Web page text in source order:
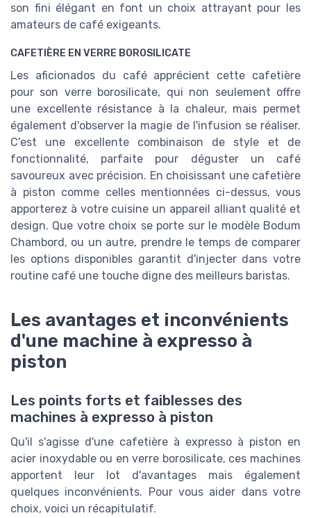
son fini élégant en font un choix attrayant pour les
amateurs de café exigeants.
CAFETIÈRE EN VERRE BOROSILICATE
Les aficionados du café apprécient cette cafetière
pour son verre borosilicate, qui non seulement offre
une excellente résistance à la chaleur, mais permet
également d'observer la magie de l'infusion se réaliser.
C'est une excellente combinaison de style et de
fonctionnalité, parfaite pour déguster un café
savoureux avec précision. En choisissant une cafetière
à piston comme celles mentionnées ci-dessus, vous
apporterez à votre cuisine un appareil alliant qualité et
design. Que votre choix se porte sur le modèle Bodum
Chambord, ou un autre, prendre le temps de comparer
les options disponibles garantit d'injecter dans votre
routine café une touche digne des meilleurs baristas.
Les avantages et inconvénients
d'une machine à expresso à
piston
Les points forts et faiblesses des
machines à expresso à piston
Qu'il s'agisse d'une cafetière à expresso à piston en
acier inoxydable ou en verre borosilicate, ces machines
apportent leur lot d'avantages mais également
quelques inconvénients. Pour vous aider dans votre
choix, voici un récapitulatif.